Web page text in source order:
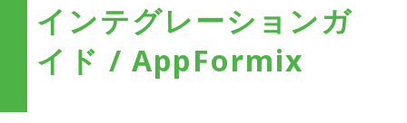
インテグレーションガ
イド / AppFormix